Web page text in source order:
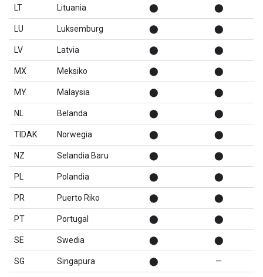
LT Lituania ⬤ ⬤
LU Luksemburg ⬤ ⬤
LV Latvia ⬤ ⬤
MX Meksiko ⬤ ⬤
MY Malaysia ⬤ ⬤
NL Belanda ⬤ ⬤
TIDAK Norwegia ⬤ ⬤
NZ Selandia Baru ⬤ ⬤
PL Polandia ⬤ ⬤
PR Puerto Riko ⬤ ⬤
PT Portugal ⬤ ⬤
SE Swedia ⬤ ⬤
SG Singapura ⬤ —